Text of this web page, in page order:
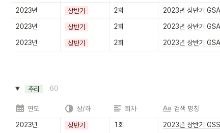
2023년 상반기 2회 2023년 상반기
2023년 상반기 2회 2023년 상반기
2023년 상반기 2회 2023년 상반기
추리 60
연도 상/하 회차 검색 명칭
2023년 상반기 1회 2023년 상반기